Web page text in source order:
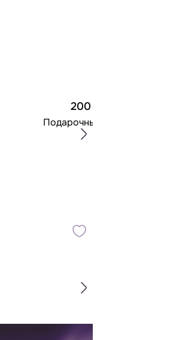
200 ₽
Подарочный пакет